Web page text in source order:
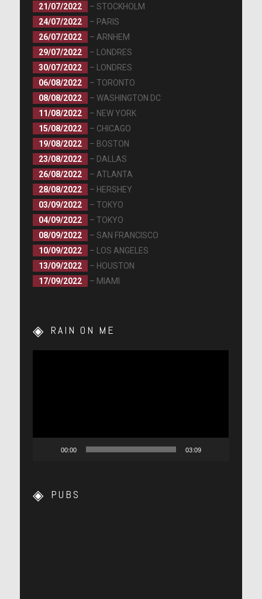
21/07/2022
– STOCKHOLM
24/07/2022
– PARIS
26/07/2022
– ARNHEM
29/07/2022
– LONDRES
30/07/2022
– LONDRES
06/08/2022
– TORONTO
08/08/2022
– WASHINGTON DC
11/08/2022
– NEW YORK
15/08/2022
– CHICAGO
19/08/2022
– BOSTON
23/08/2022
– DALLAS
26/08/2022
– ATLANTA
28/08/2022
– HERSHEY
03/09/2022
– TOKYO
04/09/2022
– TOKYO
08/09/2022
– SAN FRANCISCO
10/09/2022
– LOS ANGELES
13/09/2022
– HOUSTON
17/09/2022
– MIAMI
RAIN ON ME
00:00 03:09
PUBS